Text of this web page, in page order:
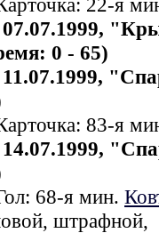
07.07.1999,
0 - 65)
11.07.1999,
83-я
14.07.1999,
68-я мин.
штрафной,